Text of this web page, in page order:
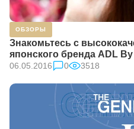
ОБЗОРЫ
Знакомьтесь с
японского бренда ADL
06.05.2016 0 3518